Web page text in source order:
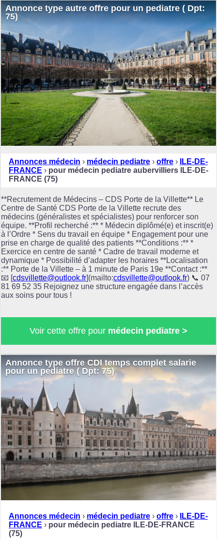
Annonce type autre offre pour un pediatre ( Dpt:
75)
Annonces médecin › médecin pediatre › offre ›
ILE-DE-
FRANCE › pour médecin pediatre aubervilliers ILE-DE-
FRANCE (75)
**Recrutement de Médecins – CDS Porte de la Villette** Le
Centre de Santé CDS Porte de la Villette recrute des
médecins (généralistes et spécialistes) pour renforcer son
équipe. **Profil recherché :** * Médecin diplômé(e) et inscrit(e)
à l’Ordre * Sens du travail en équipe * Engagement pour une
prise en charge de qualité des patients **Conditions :** *
Exercice en centre de santé * Cadre de travail moderne et
dynamique * Possibilité d’adapter les horaires **Localisation
:** Porte de la Villette – à 1 minute de Paris 19e **Contact :**
📧 [cdsvillette@outlook.fr](mailto:cdsvillette@outlook.fr) 📞 07
81 69 52 35 Rejoignez une structure engagée dans l’accès
aux soins pour tous !
Voir cette offre pour médecin pediatre >
Annonce type offre CDI temps complet salarie
pour un pediatre ( Dpt: 75)
Annonces médecin › médecin pediatre › offre ›
ILE-DE-
FRANCE › pour médecin pediatre ILE-DE-FRANCE
(75)